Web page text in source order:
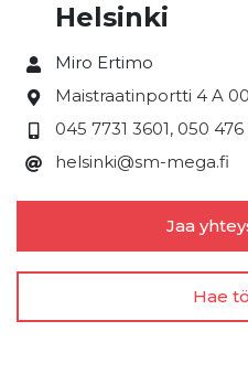
Helsinki
Miro Ertimo
Maistraatinportti 4 A
045 7731 3601, 050 476
helsinki@sm-mega.fi
Jaa
Hae